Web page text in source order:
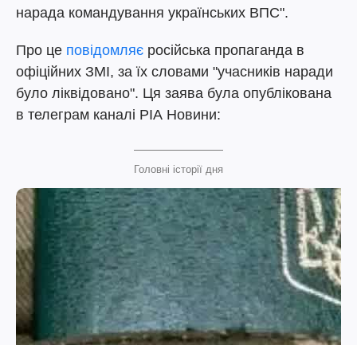
нарада командування українських ВПС".
Про це повідомляє російська пропаганда в
офіційних ЗМІ, за їх словами "учасників наради
було ліквідовано". Ця заява була опублікована
в телеграм каналі РІА Новини:
Головні історії дня